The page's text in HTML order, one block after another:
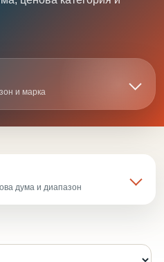
и марка
дума и диапазон